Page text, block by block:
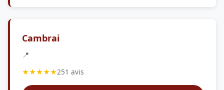
Cambrai
📍
★★★★★251 avis